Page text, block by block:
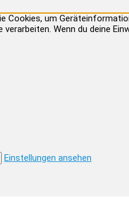
Cookies, um
Wenn du deine
Einstellungen ansehen